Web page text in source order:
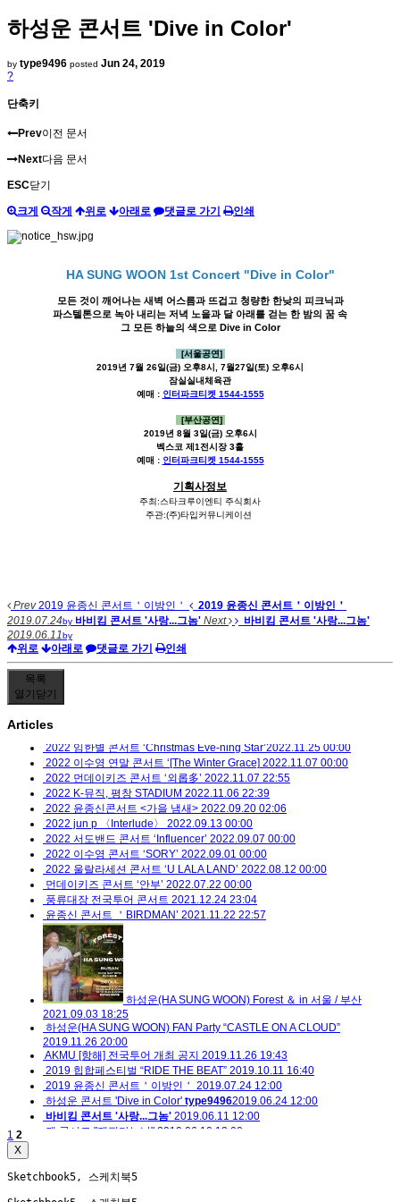
하성운 콘서트 'Dive in Color'
by type9496 posted Jun 24, 2019
?
단축키
Prev이전 문서
Next다음 문서
ESC닫기
크게 작게 위로 아래로 댓글로 가기 인쇄
HA SUNG WOON 1st Concert "Dive in Color"
모든 것이 깨어나는 새벽 어스름과 뜨겁고 청량한 한낮의 피크닉과
파스텔톤으로 녹아 내리는 저녁 노을과 달 아래를 걷는 한 밤의 꿈 속
그 모든 하늘의 색으로 Dive in Color
[서울공연]
2019년 7월 26일(금) 오후8시, 7월27일(토) 오후6시
잠실실내체육관
예매 : 인터파크티켓 1544-1555
[부산공연]
2019년 8월 3일(금) 오후6시
벡스코 제1전시장 3홀
예매 : 인터파크티켓 1544-1555
기획사정보
주최:스타크루이엔티 주식회사
주관:(주)타입커뮤니케이션
Prev2019 윤종신 콘서트＇이방인＇
2019 윤종신 콘서트＇이방인＇
2019.07.24by 바비킴 콘서트 '사랑...그놈' Next
바비킴 콘서트 '사랑...그놈'
2019.06.11by
위로 아래로 댓글로 가기 인쇄
목록
열기 닫기
Articles
2022 임한별 콘서트 ‘Christmas Eve-ning Star’​2022.11.25 00:00
2022 이수영 연말 콘서트 ‘[The Winter Grace] 2022.11.07 00:00
2022 먼데이키즈 콘서트 ‘외롭多’ 2022.11.07 22:55
2022 K-뮤직, 평창 STADIUM 2022.11.06 22:39
2022 윤종신콘서트 <가을 냄새> 2022.09.20 02:06
2022 jun p 〈Interlude〉
2022.09.13 00:00
2022 서도밴드 콘서트 ‘Influencer’ 2022.09.07 00:00
2022 이수영 콘서트 ‘SORY’ 2022.09.01 00:00
2022 울랄라세션 콘서트 ‘U LALA LAND’ 2022.08.12 00:00
먼데이키즈 콘서트 ‘안부’ 2022.07.22 00:00
풍류대장 전국투어 콘서트 2021.12.24 23:04
윤종신 콘서트 ＇BIRDMAN’ 2021.11.22 22:57
하성운(HA SUNG WOON) Forest ＆ in 서울 / 부산
2021.09.03 18:25
하성운(HA SUNG WOON) FAN Party “CASTLE ON A CLOUD”
2019.11.26 20:00
AKMU [항해] 전국투어 개최 공지 2019.11.26 19:43
2019 힙합페스티벌 “RIDE THE BEAT” 2019.10.11 16:40
2019 윤종신 콘서트＇이방인＇ 2019.07.24 12:00
하성운 콘서트 'Dive in Color' type94962019.06.24 12:00
바비킴 콘서트 '사랑...그놈' 2019.06.11 12:00
캔 콘서트 "캔핑가는날" 2019.06.10 12:00
1 2
X
Sketchbook5, 스케치북5